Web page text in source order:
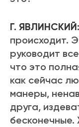
Г. ЯВЛИНСКИЙ:
происходит.
руководит
что это
как сейчас
манеры,
друга,
бесконечные.